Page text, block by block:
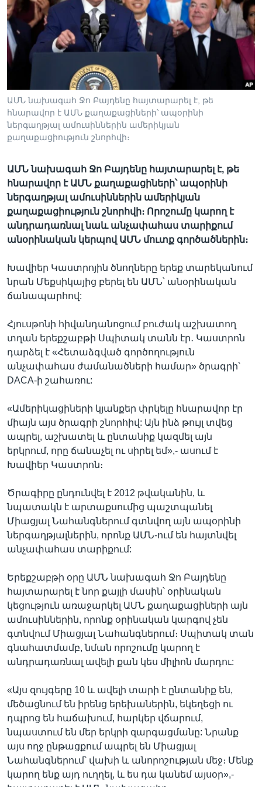
Լեզուներ
ԱՄՆ նախագահ Ջո Բայդենը հայտարարել է, թե
հնարավոր է ԱՄՆ քաղաքացիների՝ ապօրինի
ներգաղթյալ ամուսիններին ամերիկյան
քաղաքացիություն շնորհվի։
ԱՄՆ նախագահ Ջո Բայդենը հայտարարել է, թե
հնարավոր է ԱՄՆ քաղաքացիների՝ ապօրինի
ներգաղթյալ ամուսիններին ամերիկյան
քաղաքացիություն շնորհվի։ Որոշումը կարող է
անդրադառնալ նաև անչափահաս տարիքում
անօրինական կերպով ԱՄՆ մուտք գործածներին։
Խավիեր Կաստրոյին ծնողները երեք տարեկանում
նրան Մեքսիկայից բերել են ԱՄՆ՝ անօրինական
ճանապարհով:
Հյուսթոնի հիվանդանոցում բուժակ աշխատող
տղան երեքշաբթի Սպիտակ տանն էր․ Կաստրոն
դարձել է «Հետաձգված գործողություն
անչափահաս ժամանածների համար» ծրագրի՝
DACA-ի շահառու:
«Ամերիկացիների կյանքեր փրկելը հնարավոր էր
միայն այս ծրագրի շնորհիվ: Այն ինձ թույլ տվեց
ապրել, աշխատել և ընտանիք կազմել այն
երկրում, որը ճանաչել ու սիրել եմ»,- ասում է
Խավիեր Կաստրոն։
Ծրագիրը ընդունվել է 2012 թվականին, և
նպատակն է արտաքսումից պաշտպանել
Միացյալ Նահանգներում գտնվող այն ապօրինի
ներգաղթյալներին, որոնք ԱՄՆ-ում են հայտնվել
անչափահաս տարիքում:
Երեքշաբթի օրը ԱՄՆ նախագահ Ջո Բայդենը
հայտարարել է նոր քայլի մասին՝ օրինական
կեցություն առաջարկել ԱՄՆ քաղաքացիների այն
ամուսիններին, որոնք օրինական կարգով չեն
գտնվում Միացյալ Նահանգներում։ Սպիտակ տան
գնահատմամբ, նման որոշումը կարող է
անդրադառնալ ավելի քան կես միլիոն մարդու:
«Այս զույգերը 10 և ավելի տարի է ընտանիք են,
մեծացնում են իրենց երեխաներին, եկեղեցի ու
դպրոց են հաճախում, հարկեր վճարում,
նպաստում են մեր երկրի զարգացմանը: Նրանք
այս ողջ ընթացքում ապրել են Միացյալ
Նահանգներում՝ վախի և անորոշության մեջ։ Մենք
կարող ենք այդ ուղղել, և ես դա կանեմ այսօր»,-